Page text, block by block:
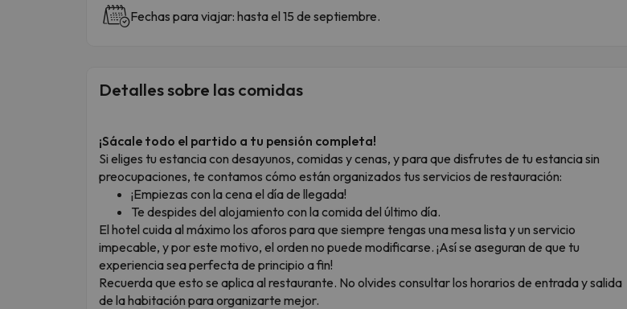
Fechas para viajar: hasta el 15 de septiembre.
Detalles sobre las comidas
¡Sácale todo el partido a tu pensión completa!
Si eliges tu estancia con desayunos, comidas y cenas, y para que disfrutes de tu estancia sin
preocupaciones, te contamos cómo están organizados tus servicios de restauración:
¡Empiezas con la cena el día de llegada!
Te despides del alojamiento con la comida del último día.
El hotel cuida al máximo los aforos para que siempre tengas una mesa lista y un servicio
impecable, y por este motivo, el orden no puede modificarse. ¡Así se aseguran de que tu
experiencia sea perfecta de principio a fin!
Recuerda que esto se aplica al restaurante. No olvides consultar los horarios de entrada y salida
de la habitación para organizarte mejor.